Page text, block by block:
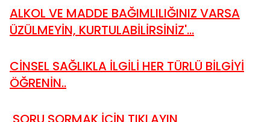
ALKOL VE MADDE BAĞIMLILIĞINIZ VARSA
ÜZÜLMEYİN, KURTULABİLİRSİNİZ'...
CİNSEL SAĞLIKLA İLGİLİ HER TÜRLÜ BİLGİYİ
ÖĞRENİN..